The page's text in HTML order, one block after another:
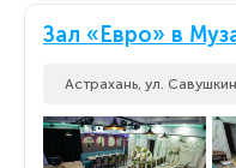
Зал «Евро» в
Астрахань, ул.